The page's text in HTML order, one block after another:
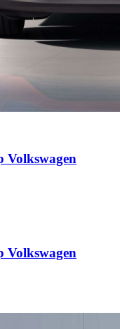
Volkswagen
Volkswagen